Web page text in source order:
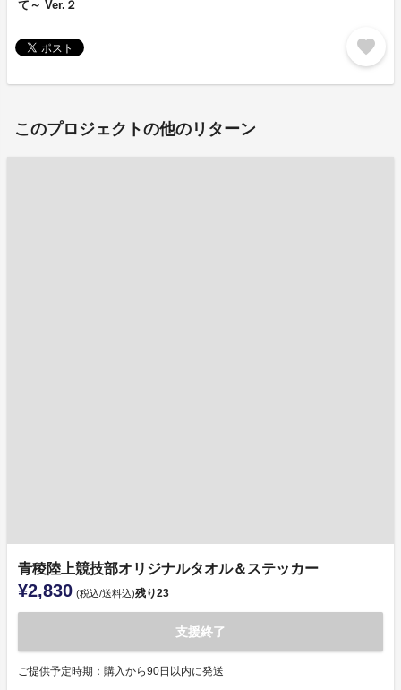
て～ Ver.２
favorite
このプロジェクトの他のリターン
青稜陸上競技部オリジナルタオル＆ステッカー
¥2,830 (税込/送料込)残り23
支援終了
ご提供予定時期：購入から90日以内に発送